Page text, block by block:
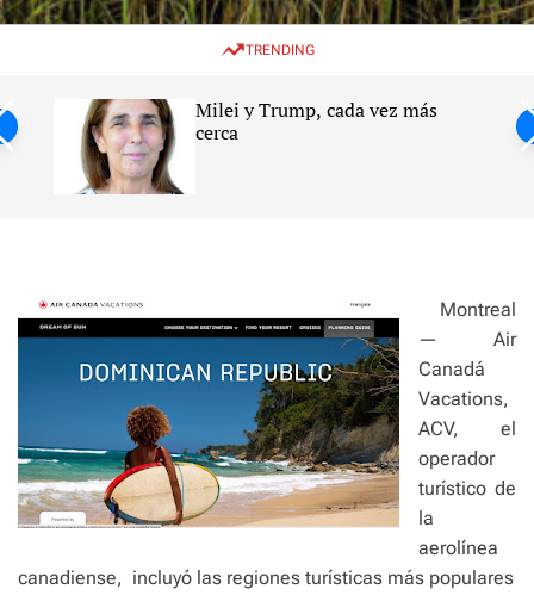
w
c
e
e
TRENDING
Milei y Trump, cada vez más
cerca
Montreal
— Air
Canadá
Vacations,
ACV, el
operador
turístico de
la
aerolínea
canadiense, incluyó las regiones turísticas más populares